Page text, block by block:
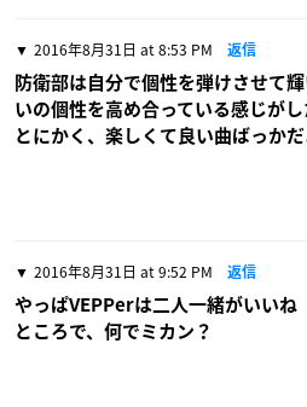
2016年8月31日 at 8:53 PM 返信
防衛部は自分で個性を弾けさせて
いの個性を高め合っている感じが
とにかく、楽しくて良い曲ばっかだ
2016年8月31日 at 9:52 PM 返信
やっぱVEPPerは二人一緒がいいね
ところで、何でミカン？